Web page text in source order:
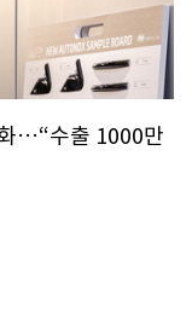
화…“수출 1000만